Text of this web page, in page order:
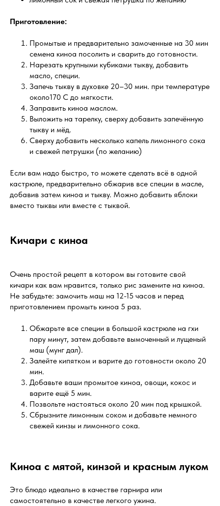
Приготовление:
Промытые и предварительно замоченные на 30 мин
семена киноа посолить и сварить до готовности.
Нарезать крупными кубиками тыкву, добавить
масло, специи.
Запечь тыкву в духовке 20–30 мин. при температуре
около170 С до мягкости.
Заправить киноа маслом.
Выложить на тарелку, сверху добавить запечённую
тыкву и мёд.
Сверху добавить несколько капель лимонного сока
и свежей петрушки (по желанию)
Если вам надо быстро, то можете сделать всё в одной
кастрюле, предварительно обжарив все специи в масле,
добавив затем киноа и тыкву. Можно добавить яблоки
вместо тыквы или вместе с тыквой.
Кичари с киноа
Очень простой рецепт в котором вы готовите свой
кичари как вам нравится, только рис замените на киноа.
Не забудьте: замочить маш на 12-15 часов и перед
приготовлением промыть киноа 5 раз.
Обжарьте все специи в большой кастрюле на гхи
пару минут, затем добавьте вымоченный и лущеный
маш (мунг дал).
Залейте кипятком и варите до готовности около 20
мин.
Добавьте ваши промытое киноа, овощи, кокос и
варите ещё 5 мин.
Позвольте настояться около 20 мин под крышкой.
Сбрызните лимонным соком и добавьте немного
свежей кинзы и лимонного сока.
Киноа с мятой, кинзой и красным луком
Это блюдо идеально в качестве гарнира или
самостоятельно в качестве легкого ужина.